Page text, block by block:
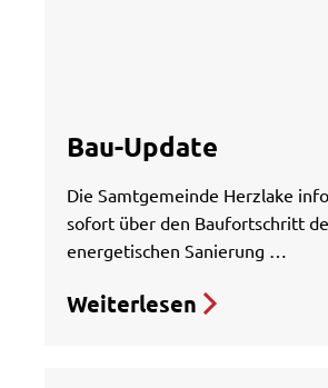
Bau-Update
Die Samtgemeinde Herzlake
sofort über den Baufortschritt
energetischen Sanierung …
Weiterlesen